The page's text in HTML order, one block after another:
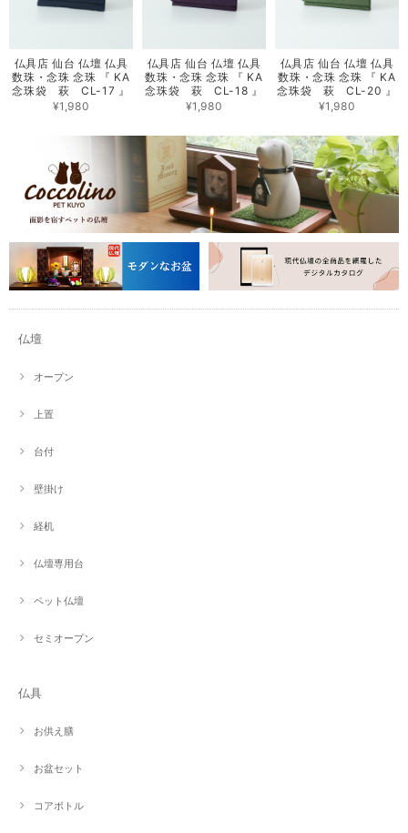
仏具店 仙台 仏壇 仏具
数珠・念珠 念珠 『 KA
念珠袋 萩 CL-17 』
¥1,980
仏具店 仙台 仏壇 仏具
数珠・念珠 念珠 『 KA
念珠袋 萩 CL-18 』
¥1,980
仏具店 仙台 仏壇 仏具
数珠・念珠 念珠 『 KA
念珠袋 萩 CL-20 』
¥1,980
仏壇
オープン
上置
台付
壁掛け
経机
仏壇専用台
ペット仏壇
セミオープン
仏具
お供え膳
お盆セット
コアボトル